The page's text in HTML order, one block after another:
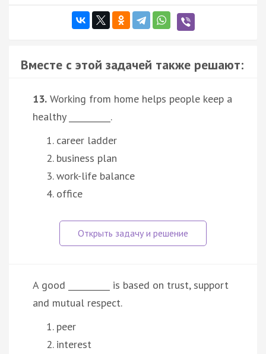
Вместе с этой задачей также решают:
13. Working from home helps people keep a
healthy __________.
career ladder
business plan
work-life balance
office
A good __________ is based on trust, support
and mutual respect.
peer
interest